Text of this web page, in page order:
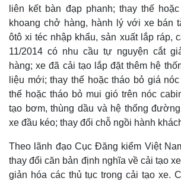
liên kết bàn đạp phanh; thay thế
khoang chở hàng, hành lý với xe bán
ôtô xi téc nhập khẩu, sản xuất lắp ráp,
11/2014 có nhu cầu tự nguyện cắt
hàng; xe đã cải tạo lắp đặt thêm hệ
liệu mới; thay thế hoặc tháo bỏ giá
thế hoặc tháo bỏ mui gió trên nóc
tạo bơm, thùng dầu và hệ thống
xe đầu kéo; thay đổi chỗ ngồi hành
Theo lãnh đạo Cục Đăng kiểm Việt
thay đổi căn bản định nghĩa về cải tạo
giản hóa các thủ tục trong cải tạo xe.